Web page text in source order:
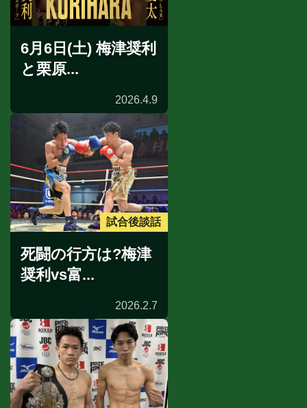
6月6日(土) 梅津奨利
と栗原...
2026.4.9
試合後談話
死闘の行方は?梅津
奨利vs富...
2026.2.7